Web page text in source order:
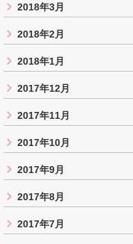
2018年3月
2018年2月
2018年1月
2017年12月
2017年11月
2017年10月
2017年9月
2017年8月
2017年7月